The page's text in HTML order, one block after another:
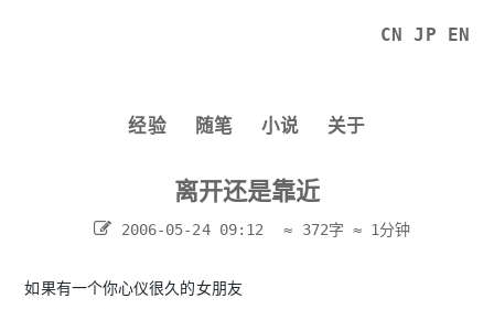
经验 随笔 小说 关于
离开还是靠近
2006-05-24 09:12 ≈ 372字 ≈ 1分钟
如果有一个你心仪很久的女朋友
CN JP EN